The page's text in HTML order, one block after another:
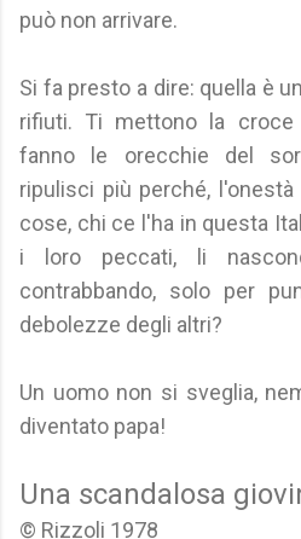
può non arrivare.
Si fa presto a dire: quella è
rifiuti. Ti mettono la croce
fanno le orecchie del
ripulisci più perché,
cose, chi ce l'ha in questa
i loro peccati, li
contrabbando, solo per
debolezze degli altri?
Un uomo non si sveglia,
diventato papa!
Una scandalosa
© Rizzoli 1978